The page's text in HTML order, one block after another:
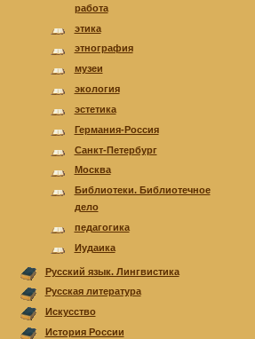
работа
этика
этнография
музеи
экология
эстетика
Германия-Россия
Санкт-Петербург
Москва
Библиотеки. Библиотечное
дело
педагогика
Иудаика
Русский язык. Лингвистика
Русская литература
Искусство
История России